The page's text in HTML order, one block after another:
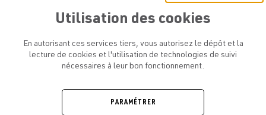
conditions d’utilisation de l’Atelier Amelot
Utilisation des cookies
En autorisant ces services tiers, vous autorisez le dépôt et la
lecture de cookies et l'utilisation de technologies de suivi
nécessaires à leur bon fonctionnement.
PARAMÉTRER